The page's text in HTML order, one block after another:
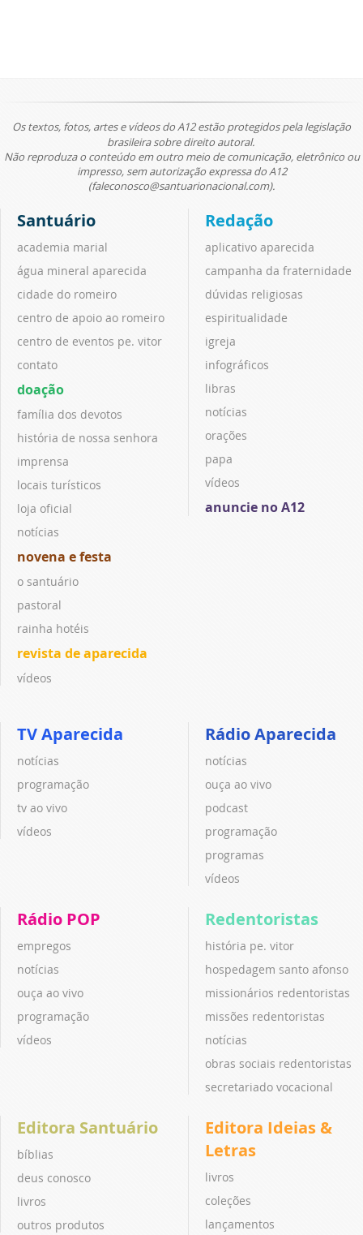
Os textos, fotos, artes e vídeos do A12 estão protegidos pela legislação
brasileira sobre direito autoral.
Não reproduza o conteúdo em outro meio de comunicação, eletrônico ou
impresso, sem autorização expressa do A12
(faleconosco@santuarionacional.com).
Santuário
academia marial
água mineral aparecida
cidade do romeiro
centro de apoio ao romeiro
centro de eventos pe. vitor
contato
doação
família dos devotos
história de nossa senhora
imprensa
locais turísticos
loja oficial
notícias
novena e festa
o santuário
pastoral
rainha hotéis
revista de aparecida
vídeos
Redação
aplicativo aparecida
campanha da fraternidade
dúvidas religiosas
espiritualidade
igreja
infográficos
libras
notícias
orações
papa
vídeos
anuncie no A12
TV Aparecida
notícias
programação
tv ao vivo
vídeos
Rádio Aparecida
notícias
ouça ao vivo
podcast
programação
programas
vídeos
Rádio POP
empregos
notícias
ouça ao vivo
programação
vídeos
Redentoristas
história pe. vitor
hospedagem santo afonso
missionários redentoristas
missões redentoristas
notícias
obras sociais redentoristas
secretariado vocacional
Editora Santuário
bíblias
deus conosco
livros
outros produtos
Editora Ideias &
Letras
livros
coleções
lançamentos